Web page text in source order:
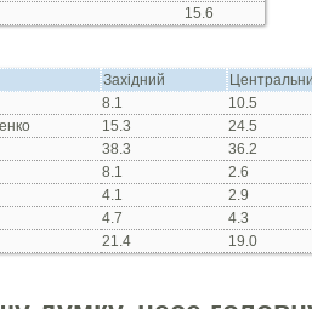
15.6
Західний
8.1
10.5
15.3
24.5
38.3
36.2
8.1
2.6
4.1
2.9
4.7
4.3
21.4 19.0